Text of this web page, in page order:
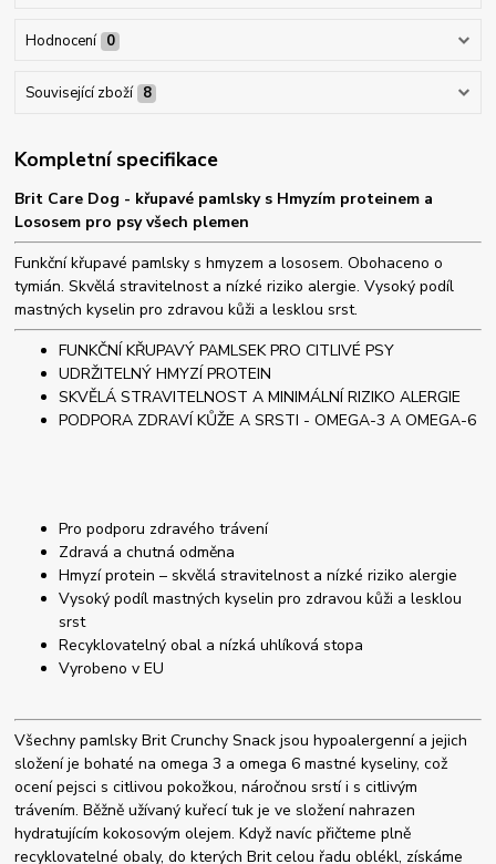
Hodnocení 0
Související zboží 8
Kompletní specifikace
Brit Care Dog - křupavé pamlsky s Hmyzím proteinem a
Lososem pro psy všech plemen
Funkční křupavé pamlsky s hmyzem a lososem. Obohaceno o
tymián. Skvělá stravitelnost a nízké riziko alergie. Vysoký podíl
mastných kyselin pro zdravou kůži a lesklou srst.
FUNKČNÍ KŘUPAVÝ PAMLSEK PRO CITLIVÉ PSY
UDRŽITELNÝ HMYZÍ PROTEIN
SKVĚLÁ STRAVITELNOST A MINIMÁLNÍ RIZIKO ALERGIE
PODPORA ZDRAVÍ KŮŽE A SRSTI - OMEGA-3 A OMEGA-6
Pro podporu zdravého trávení
Zdravá a chutná odměna
Hmyzí protein – skvělá stravitelnost a nízké riziko alergie
Vysoký podíl mastných kyselin pro zdravou kůži a lesklou
srst
Recyklovatelný obal a nízká uhlíková stopa
Vyrobeno v EU
Všechny pamlsky Brit Crunchy Snack jsou hypoalergenní a jejich
složení je bohaté na omega 3 a omega 6 mastné kyseliny, což
ocení pejsci s citlivou pokožkou, náročnou srstí i s citlivým
trávením. Běžně užívaný kuřecí tuk je ve složení nahrazen
hydratujícím kokosovým olejem. Když navíc přičteme plně
recyklovatelné obaly, do kterých Brit celou řadu oblékl, získáme